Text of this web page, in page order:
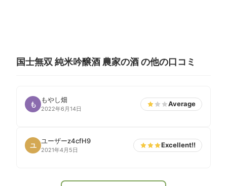
国士無双 純米吟醸酒 農家の酒 の他の口コミ
も
もやし畑
2022年6月14日
Average
ユ
ユーザーz4cfH9
2021年4月5日
Excellent!!